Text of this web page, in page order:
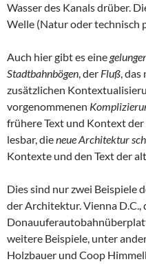
Wasser des Kanals drüber.
Welle (Natur oder technisch
Auch hier gibt es eine
Stadtbahnbögen, der Fluß, das
zusätzlichen
vorgenommenen
frühere Text und Kontext
lesbar, dieneue Architektur
Kontexte und den Text der
Dies sind nur zwei Beispiele
der Architektur. Vienna D.C.,
weitere Beispiele, unter
Holzbauer und Coop